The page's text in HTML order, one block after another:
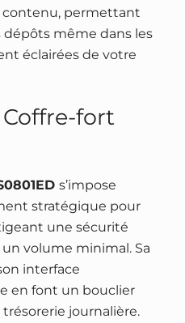
permettant
même dans les
éclairées de votre
Coffre-fort
s’impose
stratégique pour
une sécurité
volume minimal. Sa
interface
en font un bouclier
journalière.